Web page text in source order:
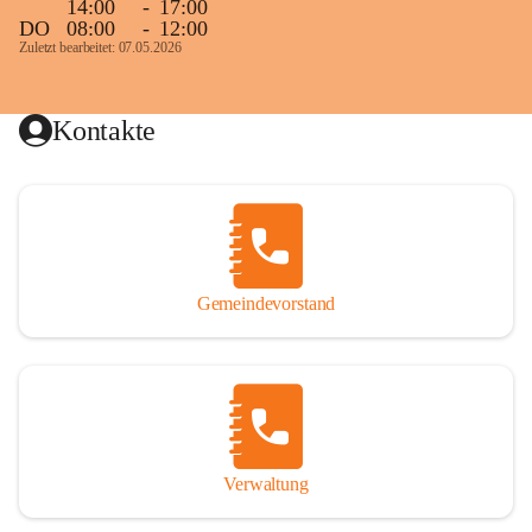
14:00
- 17:00
DO
08:00 - 12:00
Zuletzt bearbeitet: 07.05.2026
Kontakte
Gemeindevorstand
Verwaltung